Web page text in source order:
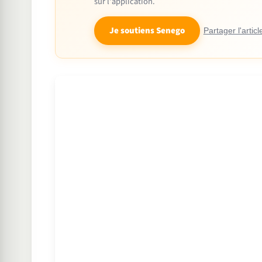
Je soutiens Senego Partager